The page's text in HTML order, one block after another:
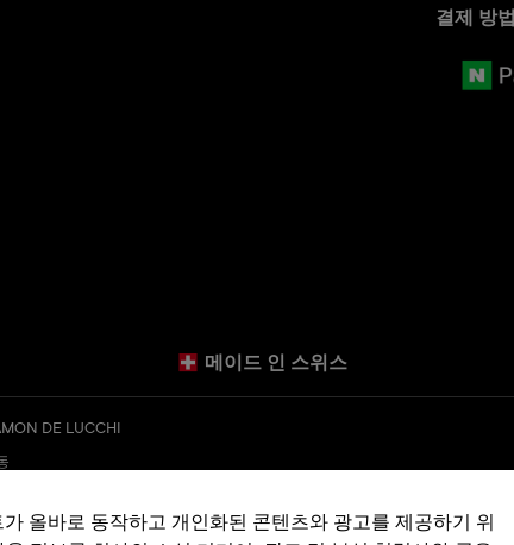
결제 방법
메이드 인 스위스
DE LUCCHI
올바로 동작하고 개인화된 콘텐츠와 광고를 제공하기 위